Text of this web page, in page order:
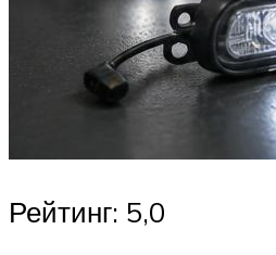
Рейтинг: 5,0